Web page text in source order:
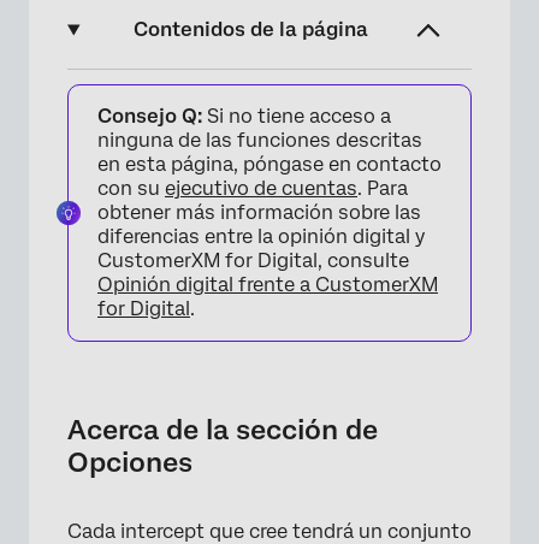
Contenidos de la página
Acerca de la sección de Opciones
Frecuencia de muestra de visualización
Prevención de visualización repetida y
dominio de cookies
Intercept de pantalla
Aleatorizar conjunto de acciones
Utilizar un promedio de conjuntos de
deshabilitadas
Consejo Q: Si no tiene acceso a
ninguna de las funciones descritas
en esta página, póngase en contacto
con su ejecutivo de cuentas. Para
obtener más información sobre las
diferencias entre la opinión digital y
CustomerXM for Digital, consulte
Opinión digital frente a CustomerXM
for Digital.
Acerca de la sección de
Opciones
Cada intercept que cree tendrá un conjunto